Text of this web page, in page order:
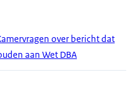
over bericht dat
aan Wet DBA